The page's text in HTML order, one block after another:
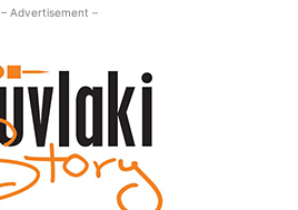
– Advertisement –